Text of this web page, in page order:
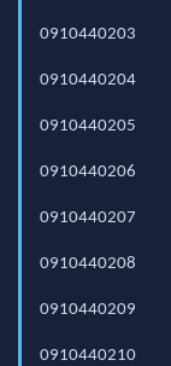
0910440203
0910440204
0910440205
0910440206
0910440207
0910440208
0910440209
0910440210